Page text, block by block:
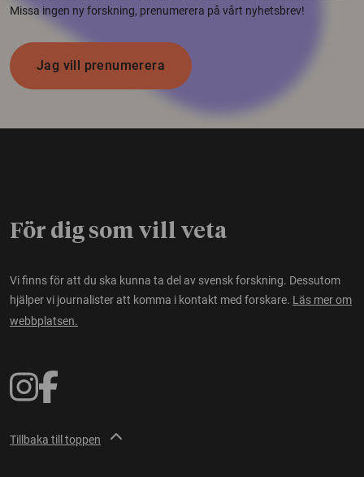
Missa ingen ny forskning, prenumerera på vårt nyhetsbrev!
Jag vill prenumerera
För dig som vill veta
Vi finns för att du ska kunna ta del av svensk forskning. Dessutom
hjälper vi journalister att komma i kontakt med forskare. Läs mer om
webbplatsen.
Tillbaka till toppen